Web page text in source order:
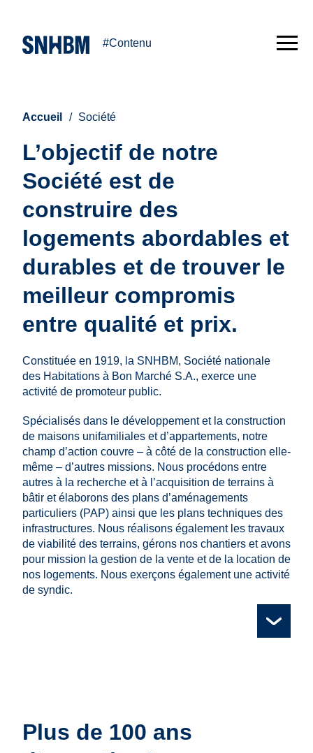
#Contenu
Accueil Société
L’objectif de notre
Société est de
construire des
logements abordables et
durables et de trouver le
meilleur compromis
entre qualité et prix.
Constituée en 1919, la SNHBM, Société nationale
des Habitations à Bon Marché S.A., exerce une
activité de promoteur public.
Spécialisés dans le développement et la construction
de maisons unifamiliales et d’appartements, notre
champ d’action couvre – à côté de la construction elle-
même – d’autres missions. Nous procédons entre
autres à la recherche et à l’acquisition de terrains à
bâtir et élaborons des plans d’aménagements
particuliers (PAP) ainsi que les plans techniques des
infrastructures. Nous réalisons également les travaux
de viabilité des terrains, gérons nos chantiers et avons
pour mission la gestion de la vente et de la location de
nos logements. Nous exerçons également une activité
de syndic.
Plus de 100 ans